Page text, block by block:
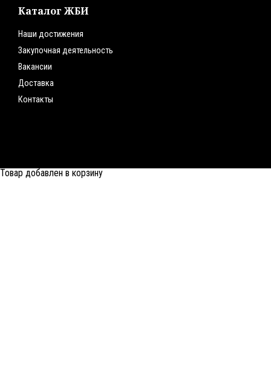
Каталог ЖБИ
Наши достижения
Закупочная деятельность
Вакансии
Доставка
Контакты
Товар добавлен в корзину